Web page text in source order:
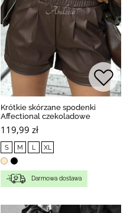
Krótkie skórzane spodenki
Affectional czekoladowe
119,99 zł
S M L XL
Darmowa dostawa